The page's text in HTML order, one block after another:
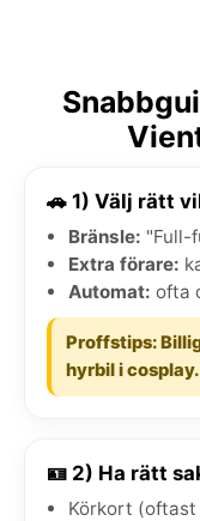
🚗 1) Välj rätt
Bränsle: "Full-
Extra förare:
Automat: ofta
Proffstips:
hyrbil i cosplay.
🪪 2) Ha rätt
Körkort (oftast